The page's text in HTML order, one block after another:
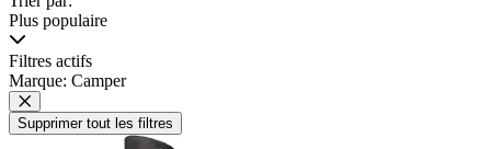
Plus populaire
Filtres actifs
Marque: Camper
Supprimer tout les filtres